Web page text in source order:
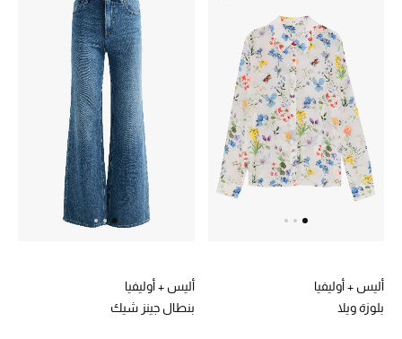
أليس + أوليفيا
بلوزة ويلا
أليس + أوليفيا
بنطال جينز شيك